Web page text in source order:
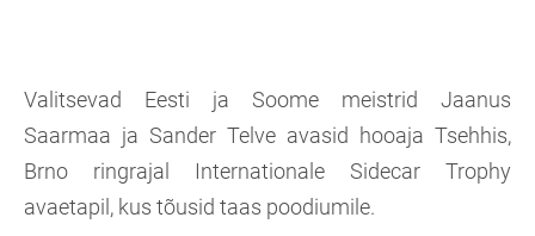
Valitsevad Eesti ja Soome meistrid Jaanus
Saarmaa ja Sander Telve avasid hooaja Tsehhis,
Brno ringrajal Internationale Sidecar Trophy
avaetapil, kus tõusid taas poodiumile.